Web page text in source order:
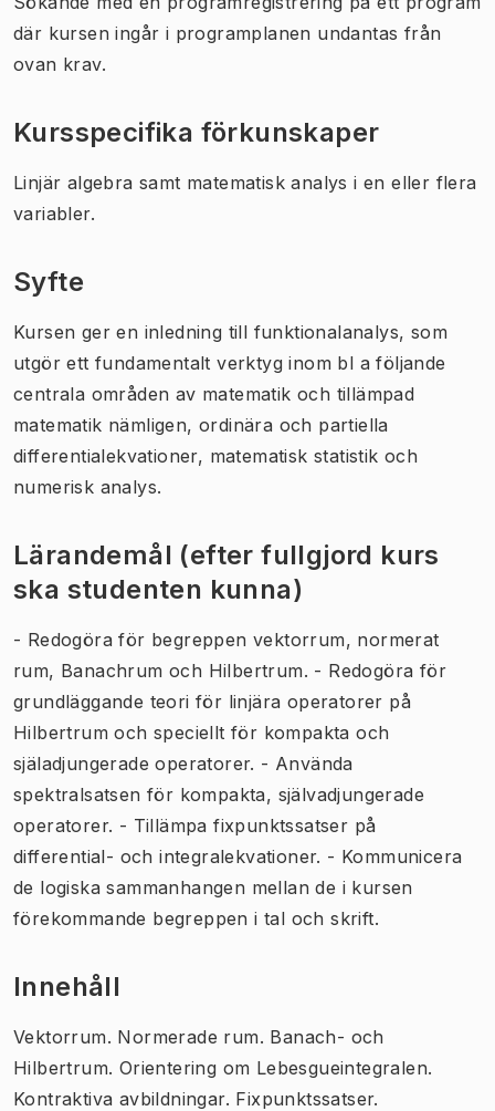
där kursen ingår i programplanen undantas från
ovan krav.
Kursspecifika förkunskaper
Linjär algebra samt matematisk analys i en eller flera
variabler.
Syfte
Kursen ger en inledning till funktionalanalys, som
utgör ett fundamentalt verktyg inom bl a följande
centrala områden av matematik och tillämpad
matematik nämligen, ordinära och partiella
differentialekvationer, matematisk statistik och
numerisk analys.
Lärandemål (efter fullgjord kurs
ska studenten kunna)
- Redogöra för begreppen vektorrum, normerat
rum, Banachrum och Hilbertrum. - Redogöra för
grundläggande teori för linjära operatorer på
Hilbertrum och speciellt för kompakta och
själadjungerade operatorer. - Använda
spektralsatsen för kompakta, självadjungerade
operatorer. - Tillämpa fixpunktssatser på
differential- och integralekvationer. - Kommunicera
de logiska sammanhangen mellan de i kursen
förekommande begreppen i tal och skrift.
Innehåll
Vektorrum. Normerade rum. Banach- och
Hilbertrum. Orientering om Lebesgueintegralen.
Kontraktiva avbildningar. Fixpunktssatser.